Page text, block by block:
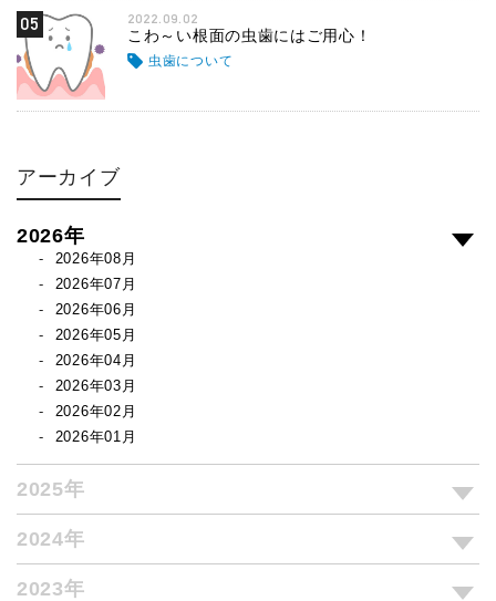
05 2022.09.02
こわ～い根面の虫歯にはご用心！
虫歯について
アーカイブ
2026年
2026年08月
2026年07月
2026年06月
2026年05月
2026年04月
2026年03月
2026年02月
2026年01月
2025年
2024年
2023年